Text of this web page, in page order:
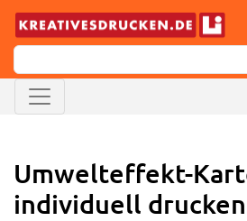
Umwelteffekt-
individuell drucken